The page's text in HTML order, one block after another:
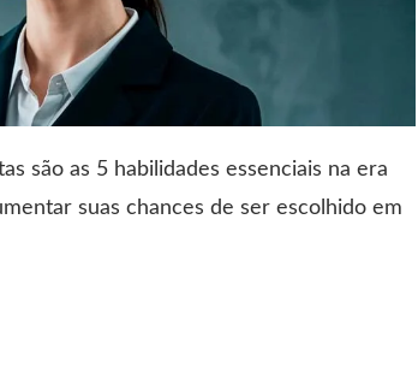
são as 5 habilidades essenciais na era
suas chances de ser escolhido em